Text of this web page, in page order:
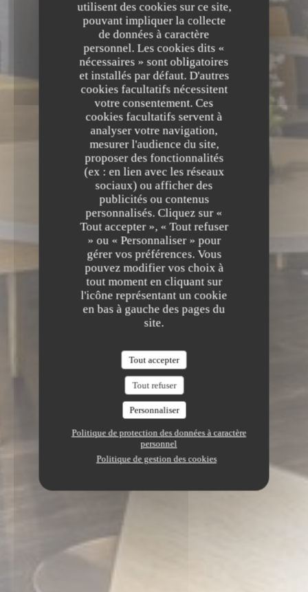
utilisent des cookies sur ce site,
pouvant impliquer la collecte
de données à caractère
personnel. Les cookies dits «
nécessaires » sont obligatoires
et installés par défaut. D'autres
cookies facultatifs nécessitent
votre consentement. Ces
cookies facultatifs servent à
analyser votre navigation,
mesurer l'audience du site,
proposer des fonctionnalités
(ex : en lien avec les réseaux
sociaux) ou afficher des
publicités ou contenus
personnalisés. Cliquez sur «
Tout accepter », « Tout refuser
» ou « Personnaliser » pour
gérer vos préférences. Vous
pouvez modifier vos choix à
tout moment en cliquant sur
l'icône représentant un cookie
en bas à gauche des pages du
site.
Tout accepter
Tout refuser
Personnaliser
Politique de protection des données à caractère
personnel
Politique de gestion des cookies